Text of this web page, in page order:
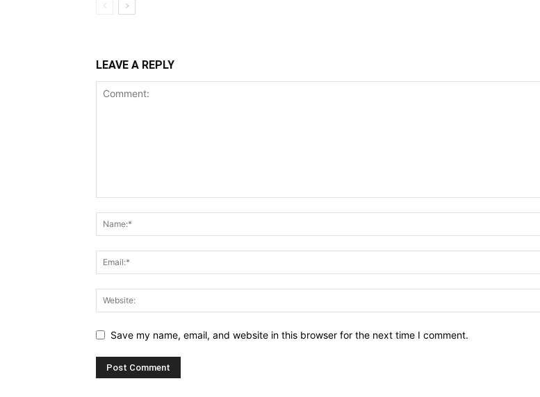
LEAVE A REPLY
Save my name, email, and website in this browser for the next time I comment.